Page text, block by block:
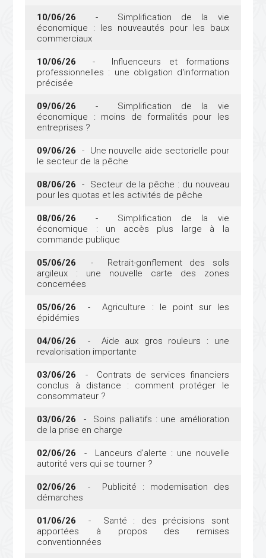
10/06/26 - Simplification de la vie
économique : les nouveautés pour les baux
commerciaux
10/06/26 - Influenceurs et formations
professionnelles : une obligation d'information
précisée
09/06/26 - Simplification de la vie
économique : moins de formalités pour les
entreprises ?
09/06/26 - Une nouvelle aide sectorielle pour
le secteur de la pêche
08/06/26 - Secteur de la pêche : du nouveau
pour les quotas et les activités de pêche
08/06/26 - Simplification de la vie
économique : un accès plus large à la
commande publique
05/06/26 - Retrait-gonflement des sols
argileux : une nouvelle carte des zones
concernées
05/06/26 - Agriculture : le point sur les
épidémies
04/06/26 - Aide aux gros rouleurs : une
revalorisation importante
03/06/26 - Contrats de services financiers
conclus à distance : comment protéger le
consommateur ?
03/06/26 - Soins palliatifs : une amélioration
de la prise en charge
02/06/26 - Lanceurs d'alerte : une nouvelle
autorité vers qui se tourner ?
02/06/26 - Publicité : modernisation des
démarches
01/06/26 - Santé : des précisions sont
apportées à propos des remises
conventionnées